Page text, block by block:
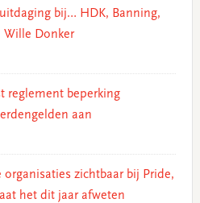
bij… HDK, Banning,
Wille Donker
reglement beperking
aan
organisaties zichtbaar bij Pride,
het dit jaar afweten